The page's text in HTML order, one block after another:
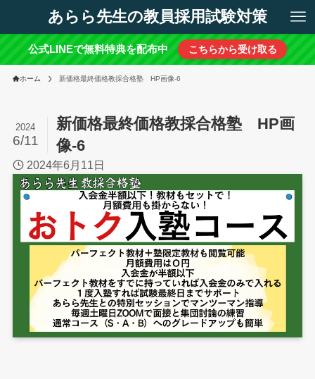
あらら先生の教員採用試験対策
公式LINEで無料特典を配布中 こちらから受け取る
ホーム 新価格最終価格教採合格塾 HP画像-6
新価格最終価格教採合格塾 HP画
像-6
2024
6/11
2024年6月11日